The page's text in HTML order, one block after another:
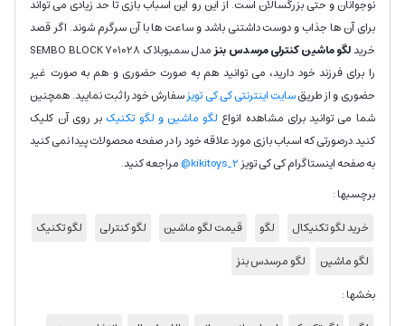
نوجوانان و حتی بزرگسالان است. از این رو این اسباب بازی تا حد زیادی می تواند
برای آن ها جذاب و دوست داشتنی باشد و ساعت ها با آن سرگرم شوند. اگر قصد
خریدلگو ماشین کنترلی مرسدس بنز
مدل سمبوبلاک SEMBO BLOCK 701028
را برای فرزند خود دارید، می توانید هم به صورت حضوری و هم به صورت غیر
حضوری و از طریقسایت اینترنتی کی کی تویزسفارش خود را ثبت نمایید. همچنین
شما می توانید برای مشاهده انواع لگو ماشین و لگو تکنیک بر روی آن کلیک
کنید.درصورتی که اسباب بازی مورد علاقه خود را در صفحه محصولات پیدا نمی کنید
به صفحه اینستاگرام کی کی تویزkikitoys_2@
مراجعه کنید.
برچسبها :
خرید لگو تکنیکال
لگو قیمت لگو ماشین لگو کنترلی
لگو تکنیک
لگو ماشین
لگو مرسدس بنز
بخشها :